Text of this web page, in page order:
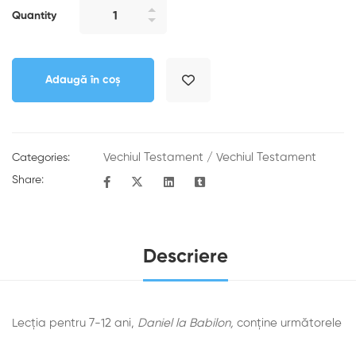
Quantity
Adaugă în coș
Categories: Vechiul Testament / Vechiul Testament
Share:
Descriere
Lecția pentru 7-12 ani, Daniel la Babilon, conține următorele